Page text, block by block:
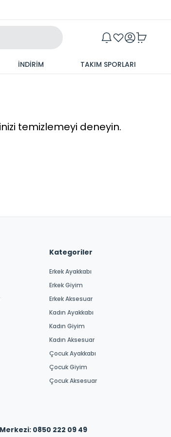
İNDİRİM TAKIM SPORLARI
temizlemeyi deneyin.
Kategoriler
Erkek Ayakkabı
Erkek Giyim
Erkek Aksesuar
Kadın Ayakkabı
Kadın Giyim
Kadın Aksesuar
Çocuk Ayakkabı
Çocuk Giyim
Çocuk Aksesuar
0850 222 09 49